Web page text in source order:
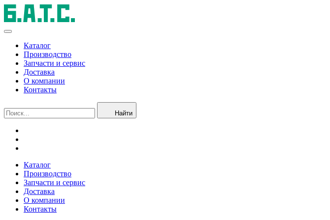
Каталог
Производство
Запчасти и сервис
Доставка
О компании
Контакты
Найти
Каталог
Производство
Запчасти и сервис
Доставка
О компании
Контакты